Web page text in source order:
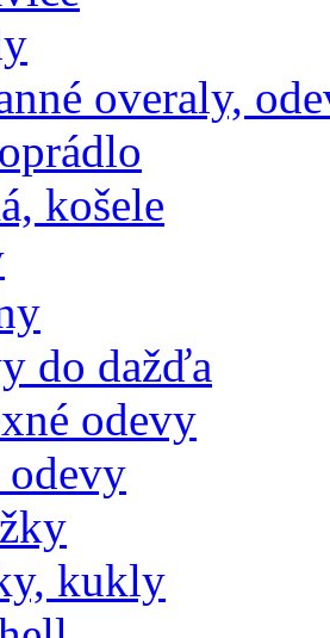
overaly,
košele
do dažďa
odevy
kukly